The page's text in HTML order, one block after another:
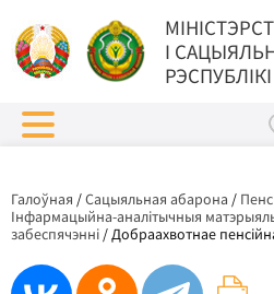
I
Галоўная /Сацыяльная абарона /
Інфармацыйна-аналітычныя
забеспячэнні /Добраахвотнае